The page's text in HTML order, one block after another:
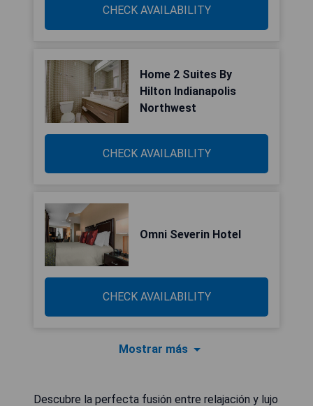
CHECK AVAILABILITY
Home 2 Suites By
Hilton Indianapolis
Northwest
CHECK AVAILABILITY
Omni Severin Hotel
CHECK AVAILABILITY
Mostrar más
Descubre la perfecta fusión entre relajación y lujo